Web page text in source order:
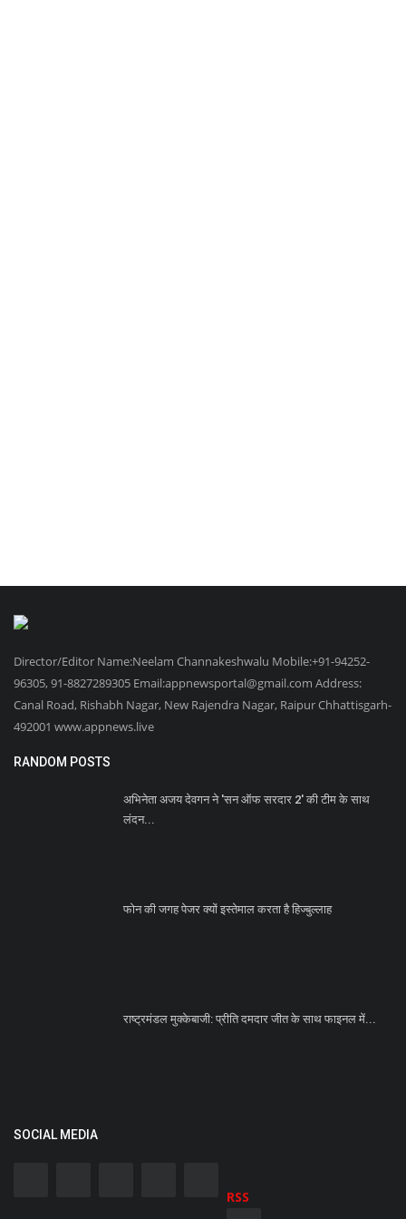
Director/Editor Name:Neelam Channakeshwalu Mobile:+91-94252-
96305, 91-8827289305 Email:appnewsportal@gmail.com Address:
Canal Road, Rishabh Nagar, New Rajendra Nagar, Raipur Chhattisgarh-
492001 www.appnews.live
RANDOM POSTS
अभिनेता अजय देवगन ने 'सन ऑफ सरदार 2' की टीम के साथ
लंदन...
फोन की जगह पेजर क्यों इस्तेमाल करता है हिज्बुल्लाह
राष्ट्रमंडल मुक्केबाजी: प्रीति दमदार जीत के साथ फाइनल में...
SOCIAL MEDIA
RSS